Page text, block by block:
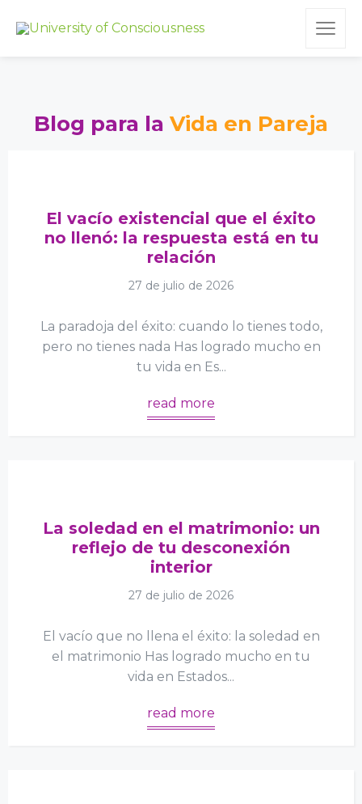
Blog para la Vida en Pareja
El vacío existencial que el éxito
no llenó: la respuesta está en tu
relación
27 de julio de 2026
La paradoja del éxito: cuando lo tienes todo,
pero no tienes nada Has logrado mucho en
tu vida en Es...
read more
La soledad en el matrimonio: un
reflejo de tu desconexión
interior
27 de julio de 2026
El vacío que no llena el éxito: la soledad en
el matrimonio Has logrado mucho en tu
vida en Estados...
read more